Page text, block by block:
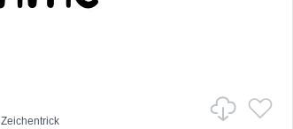
Zeichentrick